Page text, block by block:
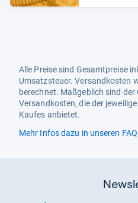
Alle Preise sind Gesamtpreise
Umsatzsteuer. Versandkosten
berechnet. Maßgeblich sind der
Versandkosten, die der
Kaufes anbietet.
Mehr Infos dazu in unseren